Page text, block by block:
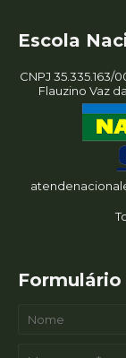
Escola
CNPJ 35.335.163/
Flauzino Vaz